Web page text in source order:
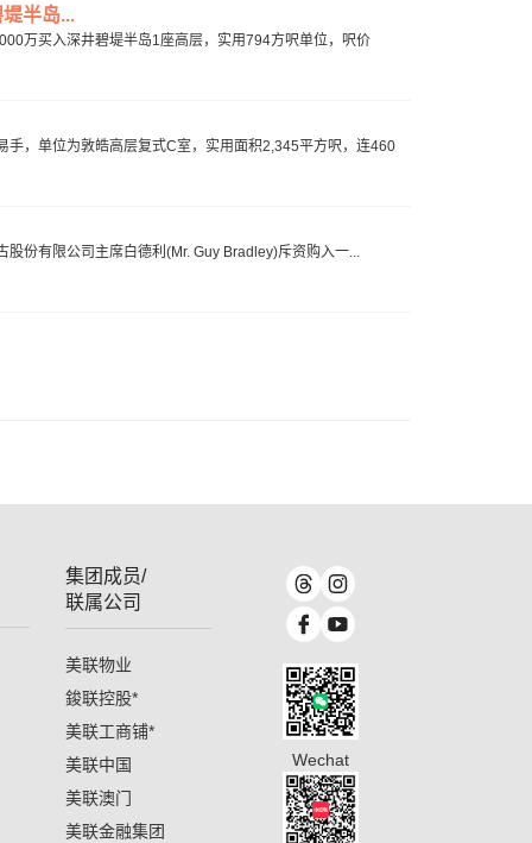
半岛...
万买入深井碧堤半岛1座高层，实用794方呎单位，呎价
，单位为敦皓高层复式C室，实用面积2,345平方呎，连460
份有限公司主席白德利(Mr. Guy Bradley)斥资购入一...
集团成员/
联属公司
美联物业
鋑联控股*
美联工商铺*
美联中国
美联澳门
美联金融集团
Wechat